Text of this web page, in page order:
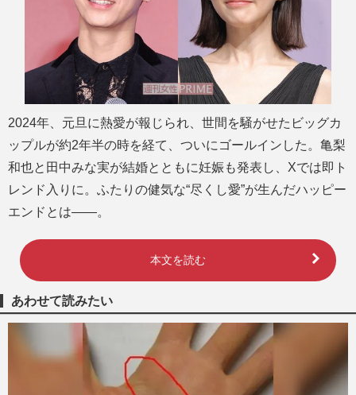
2024年、元旦に熱愛が報じられ、世間を騒がせたビッグカ
ップルが約2年半の時を経て、ついにゴールインした。亀梨
和也と田中みな実が結婚とともに妊娠も発表し、Xでは即ト
レンド入りに。ふたりの健気な“尽くし愛”が生んだハッピー
エンドとは――。
本文を読む
あわせて読みたい